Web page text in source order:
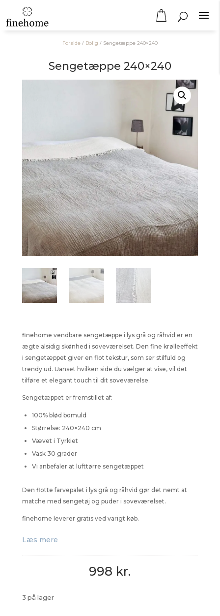
Forside/ Bolig / Sengetæppe 240×240
Sengetæppe 240×240
finehome vendbare sengetæppe i lys grå og råhvid er en
ægte alsidig skønhed i soveværelset. Den fine krølleeffekt
i sengetæppet giver en flot tekstur, som ser stilfuld og
trendy ud. Uanset hvilken side du vælger at vise, vil det
tilføre et elegant touch til dit soveværelse.
Sengetæppet er fremstillet af:
100% blød bomuld
Størrelse: 240×240 cm
Vævet i Tyrkiet
Vask 30 grader
Vi anbefaler at lufttørre sengetæppet
Den flotte farvepalet i lys grå og råhvid gør det nemt at
matche med sengetøj og puder i soveværelset.
finehome leverer gratis ved varigt køb.
Læs mere
998 kr.
3 på lager